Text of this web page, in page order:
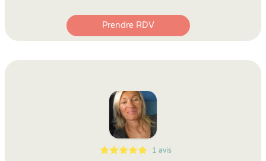
Prendre RDV
5
1
5
1 1 avis